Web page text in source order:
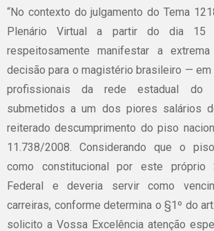
“No contexto do julgamento do Tema
Plenário Virtual a partir do dia 15
respeitosamente manifestar a
decisão para o magistério brasileiro — em
profissionais da rede estadual do
submetidos a um dos piores salários
reiterado descumprimento do piso
11.738/2008. Considerando que o
como constitucional por este próprio
Federal e deveria servir como
carreiras, conforme determina o §1º do
solicito a Vossa Excelência atenção